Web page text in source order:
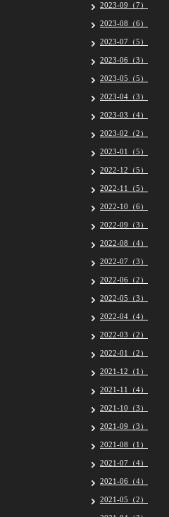
2023-09（7）
2023-08（6）
2023-07（5）
2023-06（3）
2023-05（5）
2023-04（3）
2023-03（4）
2023-02（2）
2023-01（5）
2022-12（5）
2022-11（5）
2022-10（6）
2022-09（3）
2022-08（4）
2022-07（3）
2022-06（2）
2022-05（3）
2022-04（4）
2022-03（2）
2022-01（2）
2021-12（1）
2021-11（4）
2021-10（3）
2021-09（3）
2021-08（1）
2021-07（4）
2021-06（4）
2021-05（2）